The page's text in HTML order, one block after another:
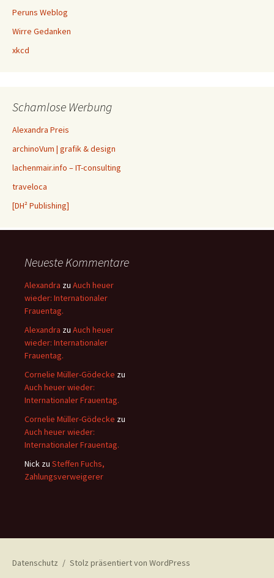
Peruns Weblog
Wirre Gedanken
xkcd
Schamlose Werbung
Alexandra Preis
archinoVum | grafik & design
lachenmair.info – IT-consulting
traveloca
[DH² Publishing]
Neueste Kommentare
Alexandra zu Auch heuer
wieder: Internationaler
Frauentag.
Alexandra zu Auch heuer
wieder: Internationaler
Frauentag.
Cornelie Müller-Gödecke zu
Auch heuer wieder:
Internationaler Frauentag.
Cornelie Müller-Gödecke zu
Auch heuer wieder:
Internationaler Frauentag.
Nick zu Steffen Fuchs,
Zahlungsverweigerer
Datenschutz Stolz präsentiert von WordPress